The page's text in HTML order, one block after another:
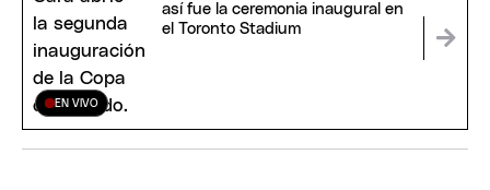
EN VIVO
así fue la ceremonia inaugural en
el Toronto Stadium